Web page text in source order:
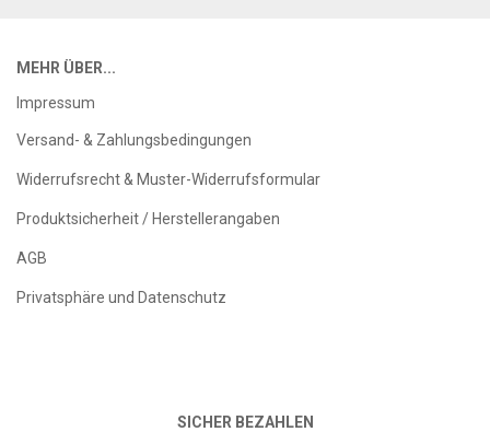
MEHR ÜBER...
Impressum
Versand- & Zahlungsbedingungen
Widerrufsrecht & Muster-Widerrufsformular
Produktsicherheit / Herstellerangaben
AGB
Privatsphäre und Datenschutz
SICHER BEZAHLEN